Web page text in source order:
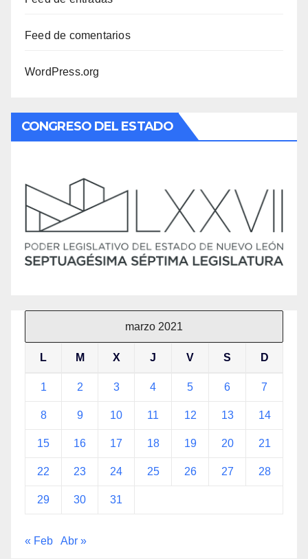
Feed de comentarios
WordPress.org
CONGRESO DEL ESTADO
marzo 2021
L M X J V S D
1 2 3 4 5 6 7
8 9 10 11 12 13 14
15 16 17 18 19 20 21
22 23 24 25 26 27 28
29 30 31
« Feb Abr »